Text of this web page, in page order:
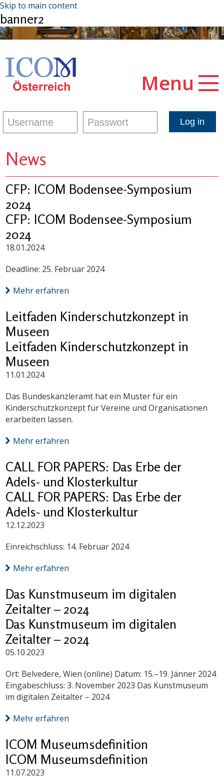
Skip to main content
banner2
Menu
News
CFP: ICOM Bodensee-Symposium
2024
CFP: ICOM Bodensee-Symposium
2024
18.01.2024
Deadline: 25. Februar 2024
Mehr erfahren
Leitfaden Kinderschutzkonzept in
Museen
Leitfaden Kinderschutzkonzept in
Museen
11.01.2024
Das Bundeskanzleramt hat ein Muster für ein
Kinderschutzkonzept für Vereine und Organisationen
erarbeiten lassen.
Mehr erfahren
CALL FOR PAPERS: Das Erbe der
Adels- und Klosterkultur
CALL FOR PAPERS: Das Erbe der
Adels- und Klosterkultur
12.12.2023
Einreichschluss: 14. Februar 2024
Mehr erfahren
Das Kunstmuseum im digitalen
Zeitalter – 2024
Das Kunstmuseum im digitalen
Zeitalter – 2024
05.10.2023
Ort: Belvedere, Wien (online) Datum: 15.–19. Jänner 2024
Eingabeschluss: 3. November 2023 Das Kunstmuseum
im digitalen Zeitalter – 2024
Mehr erfahren
ICOM Museumsdefinition
ICOM Museumsdefinition
11.07.2023